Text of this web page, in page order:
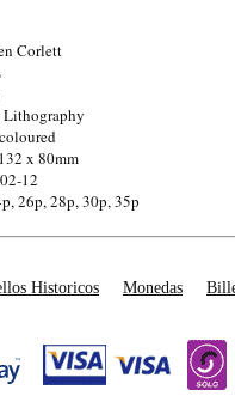
Corlett
Lithography
x 80mm
12
26p, 28p, 30p, 35p
Historicos Monedas